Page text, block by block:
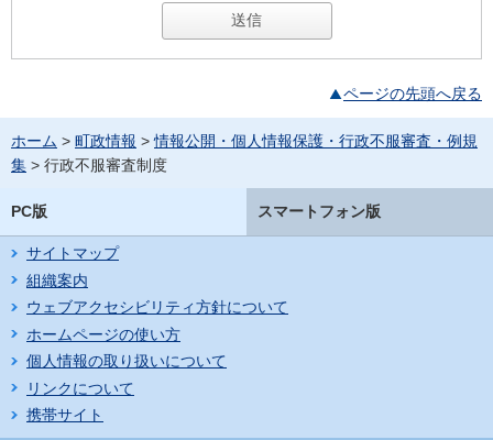
ページの先頭へ戻る
ホーム > 町政情報 >情報公開・個人情報保護・行政不服審査・例規
集 > 行政不服審査制度
PC版 スマートフォン版
サイトマップ
組織案内
ウェブアクセシビリティ方針について
ホームページの使い方
個人情報の取り扱いについて
リンクについて
携帯サイト